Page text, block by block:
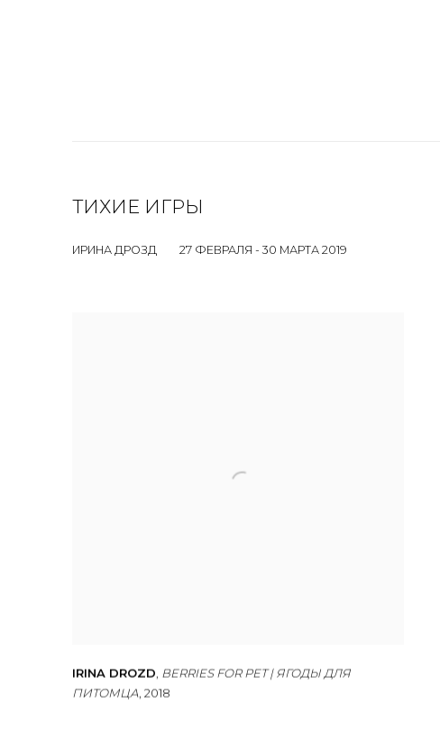
ТИХИЕ ИГРЫ
ИРИНА ДРОЗД 27 ФЕВРАЛЯ - 30 МАРТА 2019
IRINA DROZD, BERRIES FOR PET | ЯГОДЫ ДЛЯ
ПИТОМЦА, 2018